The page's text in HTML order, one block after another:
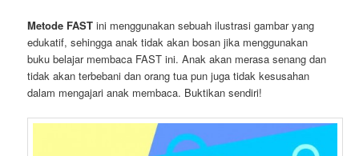
Metode FAST ini menggunakan sebuah ilustrasi gambar yang
edukatif, sehingga anak tidak akan bosan jika menggunakan
buku belajar membaca FAST ini. Anak akan merasa senang dan
tidak akan terbebani dan orang tua pun juga tidak kesusahan
dalam mengajari anak membaca. Buktikan sendiri!